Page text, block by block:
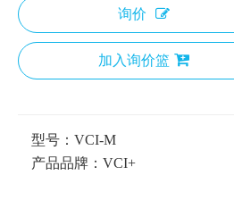
询价
加入询价篮
型号： VCI-M
产品品牌： VCI+